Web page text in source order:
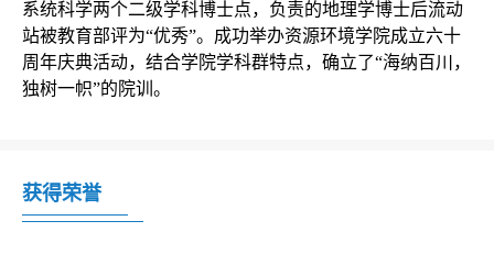
系统科学两个二级学科博士点，负责的地理学博士后流动
站被教育部评为“优秀”。成功举办资源环境学院成立六十
周年庆典活动，结合学院学科群特点，确立了“海纳百川，
获得荣誉